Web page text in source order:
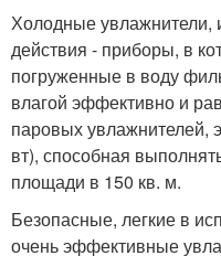
Холодные увлажнители,
действия - приборы, в
погруженные в воду
влагой эффективно и
паровых увлажнителей,
вт), способная
площади в 150 кв. м.
Безопасные, легкие в
очень эффективные